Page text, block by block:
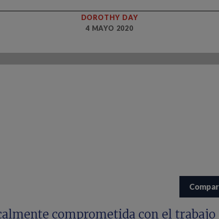
DOROTHY DAY
4 MAYO 2020
comprometida con el trabajo